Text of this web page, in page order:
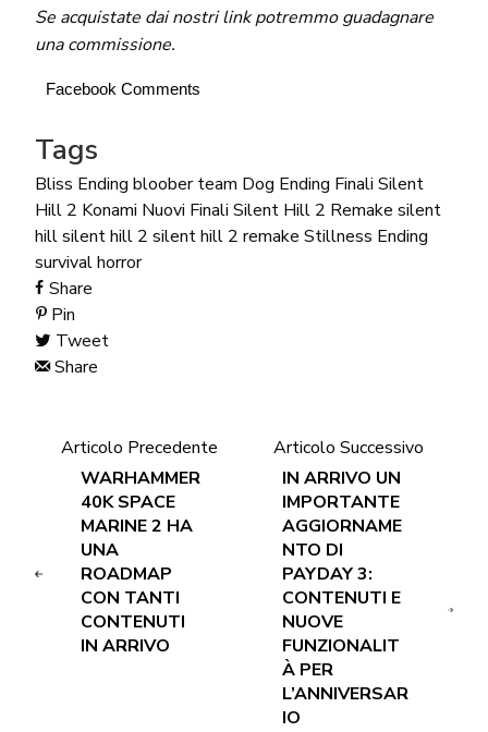
Se acquistate dai nostri link potremmo guadagnare
una commissione.
Facebook Comments
Tags
Bliss Ending bloober team Dog Ending Finali Silent
Hill 2 Konami Nuovi Finali Silent Hill 2 Remake silent
hillsilent hill 2 silent hill 2 remake Stillness Ending
survival horror
Share
Pin
Tweet
Share
Articolo Precedente
WARHAMMER
40K SPACE
MARINE 2 HA
UNA
ROADMAP
CON TANTI
CONTENUTI
IN ARRIVO
Articolo Successivo
IN ARRIVO UN
IMPORTANTE
AGGIORNAME
NTO DI
PAYDAY 3:
CONTENUTI E
NUOVE
FUNZIONALIT
À PER
L’ANNIVERSAR
IO